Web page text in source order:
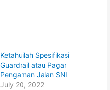
Ketahuilah Spesifikasi
Guardrail atau Pagar
Pengaman Jalan SNI
July 20, 2022